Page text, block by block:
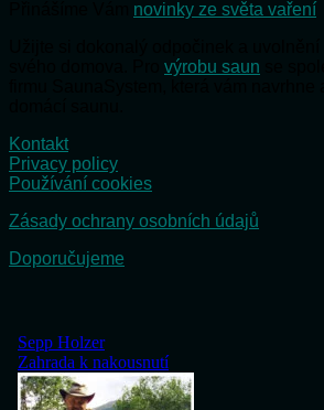
novinky ze světa vaření
výrobu saun
Kontakt
Privacy policy
Používání cookies
Zásady ochrany osobních údajů
Doporučujeme